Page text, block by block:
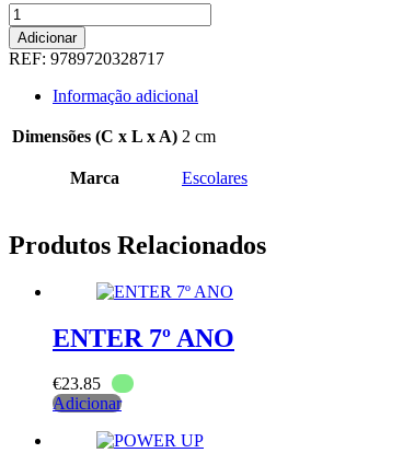
Quantidade
de
NEUTRAO
8ºANO
CFQ
Adicionar
REF: 9789720328717
Informação adicional
Dimensões (C x L x A) 2 cm
Marca Escolares
Produtos Relacionados
ENTER 7º ANO
€23.85
Adicionar